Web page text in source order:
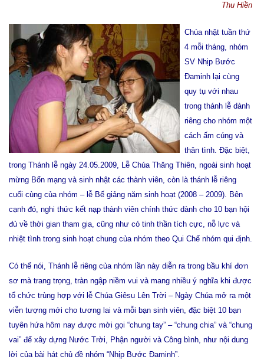
Thu Hiền
Chúa nhật tuần thứ
4 mỗi tháng, nhóm
SV Nhịp Bước
Đaminh lại cùng
quy tụ với nhau
trong thánh lễ dành
riêng cho nhóm một
cách ấm cúng và
thân tình. Đặc biệt,
trong Thánh lễ ngày 24.05.2009, Lễ Chúa Thăng Thiên, ngoài sinh hoạt
mừng Bổn mạng và sinh nhật các thành viên, còn là thánh lễ riêng
cuối cùng của nhóm – lễ Bế giảng năm sinh hoạt (2008 – 2009). Bên
cạnh đó, nghi thức kết nạp thành viên chính thức dành cho 10 bạn hội
đủ về thời gian tham gia, cũng như có tinh thần tích cực, nỗ lực và
nhiệt tình trong sinh hoạt chung của nhóm theo Qui Chế nhóm qui định.
Có thể nói, Thánh lễ riêng của nhóm lần này diễn ra trong bầu khí đơn
sơ mà trang trọng, tràn ngập niềm vui và mang nhiều ý nghĩa khi được
tổ chức trùng hợp với lễ Chúa Giêsu Lên Trời – Ngày Chúa mở ra một
viễn tượng mới cho tương lai và mỗi bạn sinh viên, đặc biệt 10 bạn
tuyên hứa hôm nay được mời gọi “chung tay” – “chung chia” và “chung
vai” để xây dựng Nước Trời, Phận người và Công bình, như nội dung
lời của bài hát chủ đề nhóm “Nhịp Bước Đaminh”.